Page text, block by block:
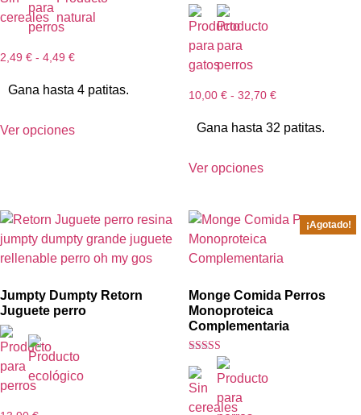
2,49 € - 4,49 €
Gana hasta 4 patitas.
Ver opciones
10,00 € - 32,70 €
Gana hasta 32 patitas.
Ver opciones
Jumpty Dumpty Retorn
Juguete perro
¡Agotado!
Monge Comida Perros
Monoproteica
Complementaria
Valorado con
5.00
de 5